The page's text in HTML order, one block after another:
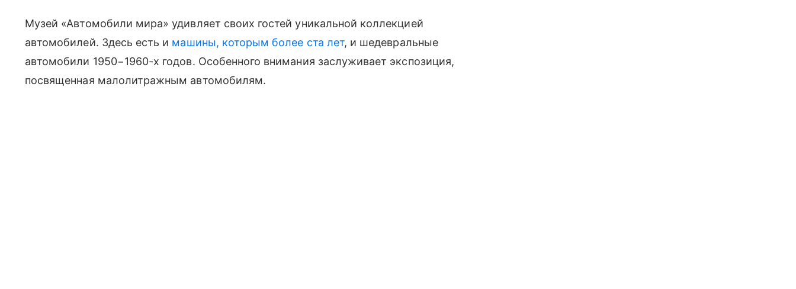
Музей «Автомобили мира» удивляет своих гостей уникальной коллекцией
автомобилей. Здесь есть и машины, которым более ста лет, и шедевральные
автомобили 1950−1960-х годов. Особенного внимания заслуживает экспозиция,
посвященная малолитражным автомобилям.